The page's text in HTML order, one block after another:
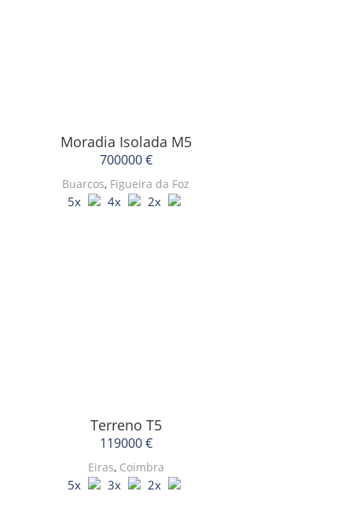
Moradia Isolada M5
700000 €
Buarcos, Figueira da Foz
5x 4x 2x
Terreno T5
119000 €
Eiras, Coimbra
5x 3x 2x